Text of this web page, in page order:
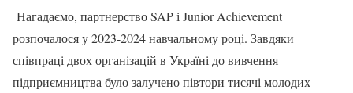
Нагадаємо, партнерство SAP і Junior Achievement
розпочалося у 2023-2024 навчальному році. Завдяки
співпраці двох організацій в Україні до вивчення
підприємництва було залучено півтори тисячі молодих